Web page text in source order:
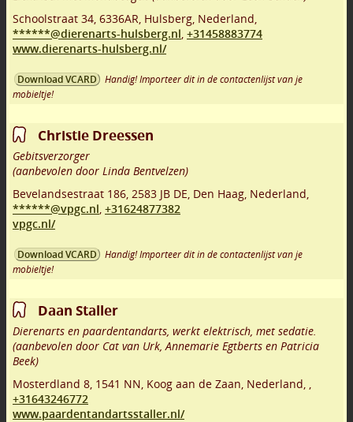
Schoolstraat 34 6336AR Hulsberg Nederland,
******@dierenarts-hulsberg.nl +31458883774
www.dierenarts-hulsberg.nl/
Download VCARD
Handig! Importeer dit in de contactenlijst van je
mobieltje!
Christie Dreessen
Gebitsverzorger
(aanbevolen door Linda Bentvelzen)
Bevelandsestraat 186 2583 JB DE Den Haag Nederland,
******@vpgc.nl +31624877382
vpgc.nl/
Download VCARD
Handig! Importeer dit in de contactenlijst van je
mobieltje!
Daan Staller
Dierenarts en paardentandarts, werkt elektrisch, met sedatie.
(aanbevolen door Cat van Urk, Annemarie Egtberts en Patricia
Beek)
Mosterdland 8 1541 NN Koog aan de Zaan Nederland,
+31643246772
www.paardentandartsstaller.nl/